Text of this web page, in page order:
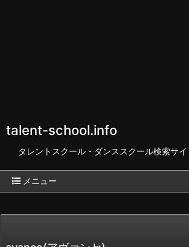
talent-school.info
タレントスクール・ダンススクール検索サイ
メニュー